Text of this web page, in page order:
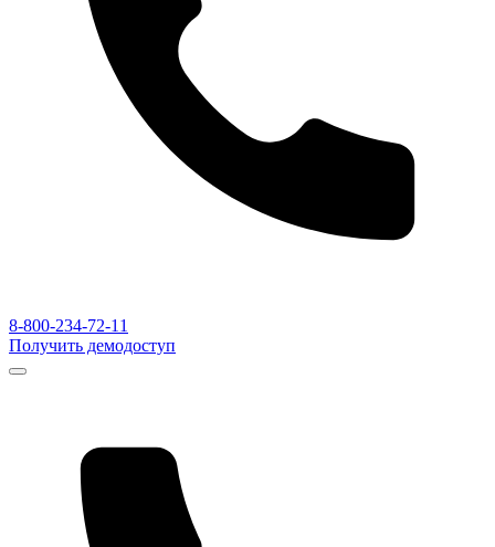
8-800-234-72-11
Получить демодоступ